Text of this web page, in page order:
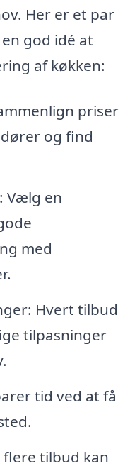
Her er et par
god idé at
af køkken:
priser
og find
Vælg en
med
Hvert tilbud
tilpasninger
tid ved at få
tilbud kan